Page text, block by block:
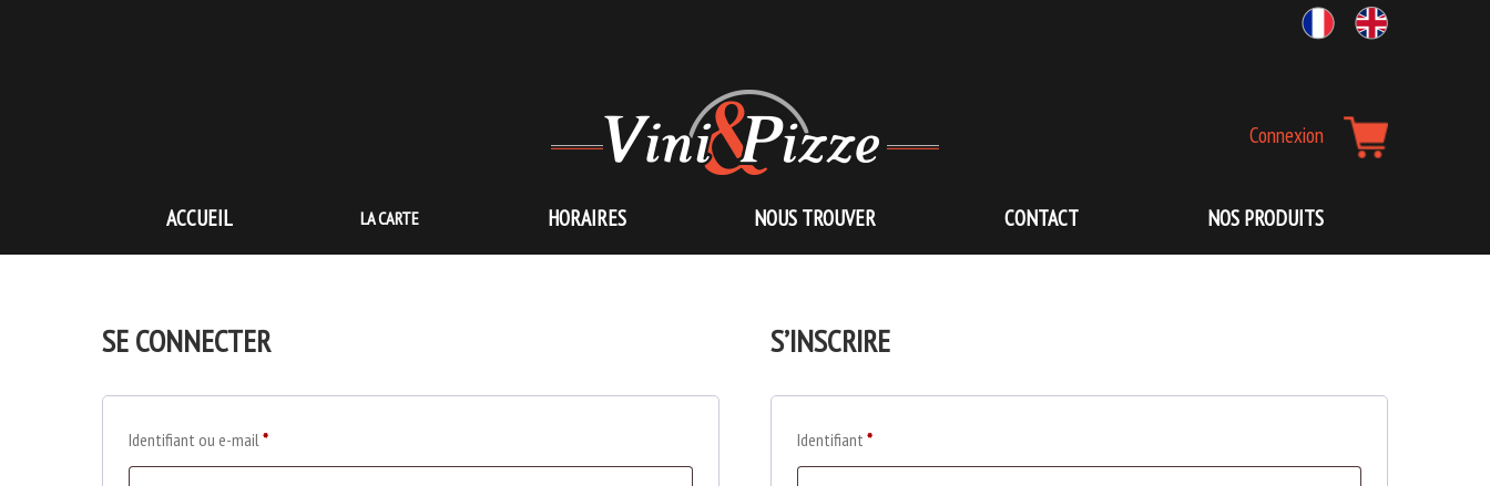
à
principale
Connexion
ACCUEIL LA CARTE HORAIRES NOUS TROUVER CONTACT NOS PRODUITS
SE CONNECTER
Identifiant ou e-mail*
S’INSCRIRE
Identifiant*